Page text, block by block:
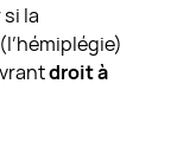
la
droit à